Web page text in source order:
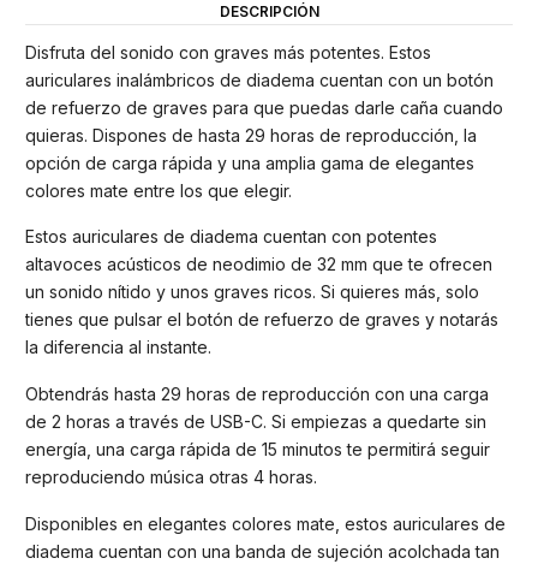
DESCRIPCIÓN
Disfruta del sonido con graves más potentes. Estos
auriculares inalámbricos de diadema cuentan con un botón
de refuerzo de graves para que puedas darle caña cuando
quieras. Dispones de hasta 29 horas de reproducción, la
opción de carga rápida y una amplia gama de elegantes
colores mate entre los que elegir.
Estos auriculares de diadema cuentan con potentes
altavoces acústicos de neodimio de 32 mm que te ofrecen
un sonido nítido y unos graves ricos. Si quieres más, solo
tienes que pulsar el botón de refuerzo de graves y notarás
la diferencia al instante.
Obtendrás hasta 29 horas de reproducción con una carga
de 2 horas a través de USB-C. Si empiezas a quedarte sin
energía, una carga rápida de 15 minutos te permitirá seguir
reproduciendo música otras 4 horas.
Disponibles en elegantes colores mate, estos auriculares de
diadema cuentan con una banda de sujeción acolchada tan